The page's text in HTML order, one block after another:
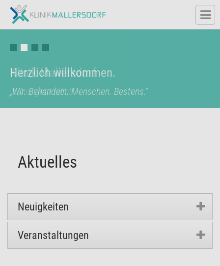
Herzlich willkommen.
„Wir. Behandeln. Menschen. Bestens.“
Klinik Mallersdorf
„näher geht nicht“
Aktuelles
Neuigkeiten
Veranstaltungen